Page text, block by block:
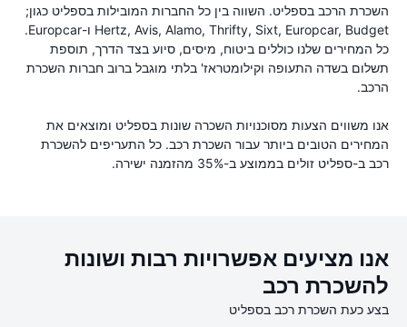
השכרת הרכב בספליט. השווה בין כל החברות המובילות בספליט כגון;
Hertz, Avis, Alamo, Thrifty, Sixt, Europcar, Budget ו-Europcar.
כל המחירים שלנו כוללים ביטוח, מיסים, סיוע בצד הדרך, תוספת
תשלום בשדה התעופה וקילומטראז' בלתי מוגבל ברוב חברות השכרת
הרכב.
אנו משווים הצעות מסוכנויות השכרה שונות בספליט ומוצאים את
המחירים הטובים ביותר עבור השכרת רכב. כל התעריפים להשכרת
רכב ב-ספליט זולים בממוצע ב-35% מהזמנה ישירה.
אנו מציעים אפשרויות רבות ושונות
להשכרת רכב
בצע כעת השכרת רכב בספליט